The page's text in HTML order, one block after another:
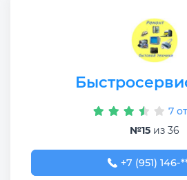
7
№15 из 36
+7 (951) 146-
+7 (951) 146-